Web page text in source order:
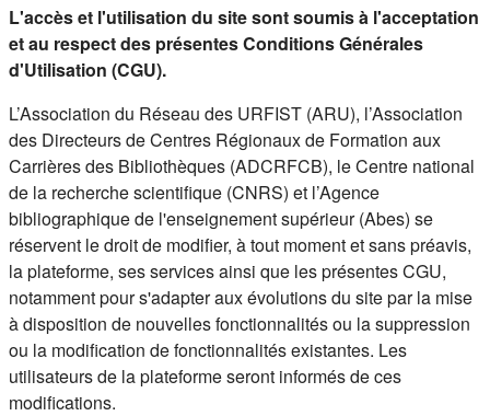
L'accès et l'utilisation du site sont soumis à l'acceptation
et au respect des présentes Conditions Générales
d'Utilisation (CGU).
L’Association du Réseau des URFIST (ARU), l’Association
des Directeurs de Centres Régionaux de Formation aux
Carrières des Bibliothèques (ADCRFCB), le Centre national
de la recherche scientifique (CNRS) et l’Agence
bibliographique de l'enseignement supérieur (Abes) se
réservent le droit de modifier, à tout moment et sans préavis,
la plateforme, ses services ainsi que les présentes CGU,
notamment pour s'adapter aux évolutions du site par la mise
à disposition de nouvelles fonctionnalités ou la suppression
ou la modification de fonctionnalités existantes. Les
utilisateurs de la plateforme seront informés de ces
modifications.